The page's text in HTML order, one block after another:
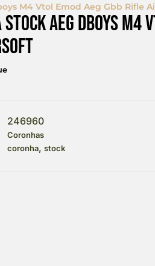
M4 Vtol Emod Aeg Gbb Rifle
Aeg Dboys M4
246960
Coronhas
coronha, stock